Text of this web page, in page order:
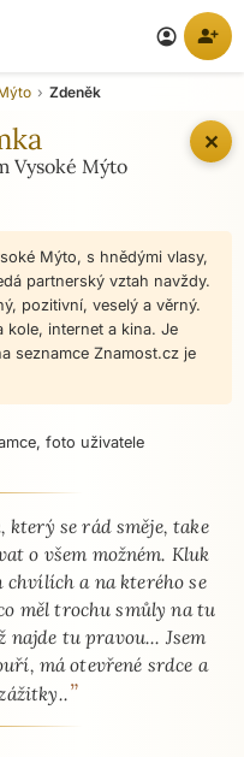
account_circle person_add
✕
Zdeněk
Vysoké Mýto
Mýto, s hnědými vlasy,
partnerský vztah navždy.
pozitivní, veselý a věrný.
kole, internet a kina. Je
seznamce Znamost.cz je
se rád směje, take
o všem možném. Kluk
chvílích a na kterého se
měl trochu smůly na tu
najde tu pravou... Jsem
má otevřené srdce a
”